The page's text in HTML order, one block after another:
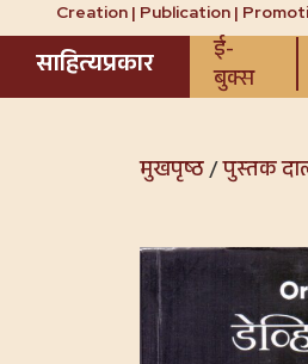
Creation | Publication |
साहित्यप्रकार
ई-
बुक्स
मुखपृष्ठ/पुस्तक